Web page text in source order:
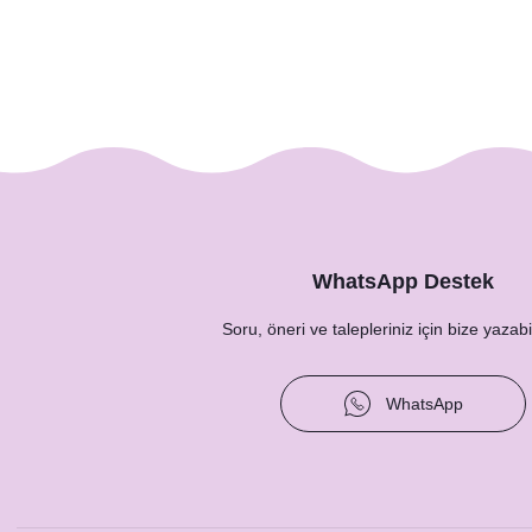
WhatsApp Destek
Soru, öneri ve talepleriniz için bize
WhatsApp